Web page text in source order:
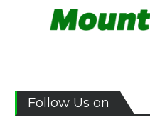
Follow Us on